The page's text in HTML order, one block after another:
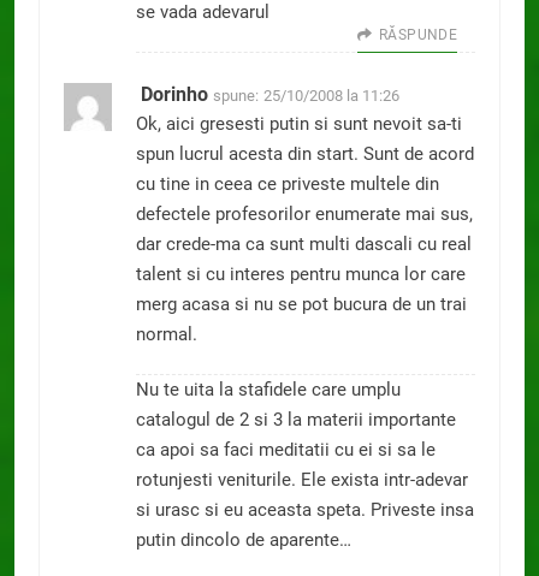
se vada adevarul
RĂSPUNDE
Dorinho spune: 25/10/2008 la 11:26
Ok, aici gresesti putin si sunt nevoit sa-ti
spun lucrul acesta din start. Sunt de acord
cu tine in ceea ce priveste multele din
defectele profesorilor enumerate mai sus,
dar crede-ma ca sunt multi dascali cu real
talent si cu interes pentru munca lor care
merg acasa si nu se pot bucura de un trai
normal.
Nu te uita la stafidele care umplu
catalogul de 2 si 3 la materii importante
ca apoi sa faci meditatii cu ei si sa le
rotunjesti veniturile. Ele exista intr-adevar
si urasc si eu aceasta speta. Priveste insa
putin dincolo de aparente…